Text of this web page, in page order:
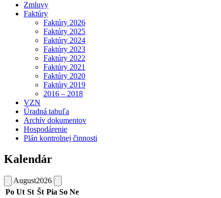
Zmluvy
Faktúry
Faktúry 2026
Faktúry 2025
Faktúry 2024
Faktúry 2023
Faktúry 2022
Faktúry 2021
Faktúry 2020
Faktúry 2019
2016 – 2018
VZN
Úradná tabuľa
Archív dokumentov
Hospodárenie
Plán kontrolnej činnosti
Kalendár
August2026
Po Ut St Št Pia So Ne